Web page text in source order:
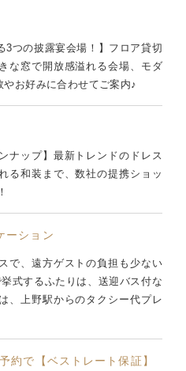
3つの披露宴会場！】フロア貸切
な窓で開放感溢れる会場、モダ
お好みに合わせてご案内♪
ナップ】最新トレンドのドレス
る和装まで、数社の提携ショッ
ーション
で、遠方ゲストの負担も少ない
式するふたりは、送迎バス付な
、上野駅からのタクシー代プレ
約で【ベストレート保証】